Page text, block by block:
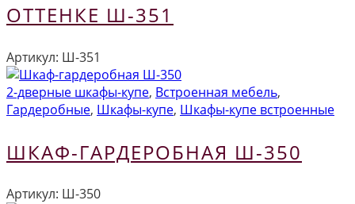
ОТТЕНКЕ Ш-351
Артикул: Ш-351
2-дверные шкафы-купе, Встроенная мебель,
Гардеробные, Шкафы-купе, Шкафы-купе встроенные
ШКАФ-ГАРДЕРОБНАЯ Ш-350
Артикул: Ш-350